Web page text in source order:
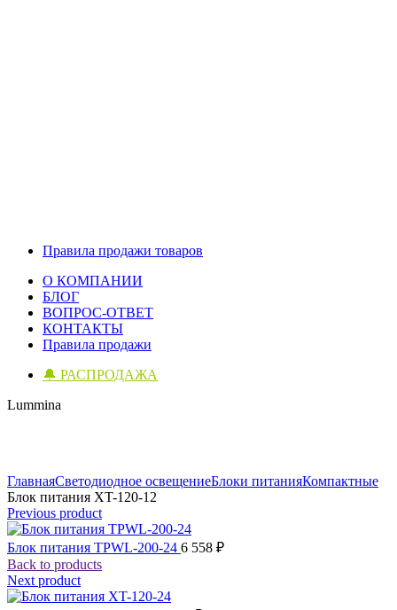
Правила продажи товаров
О КОМПАНИИ
БЛОГ
ВОПРОС-ОТВЕТ
КОНТАКТЫ
Правила продажи
🔔 РАСПРОДАЖА
Lummina
ГлавнаяСветодиодное освещениеБлоки питанияКомпактные
Блок питания XT-120-12
Previous product
Блок питания TPWL-200-24 6 558 ₽
Back to products
Next product